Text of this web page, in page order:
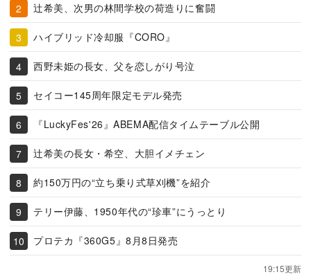
辻希美、次男の林間学校の荷造りに奮闘
ハイブリッド冷却服『CORO』
西野未姫の長女、父を恋しがり号泣
セイコー145周年限定モデル発売
『LuckyFes'26』ABEMA配信タイムテーブル公開
辻希美の長女・希空、大胆イメチェン
約150万円の“立ち乗り式草刈機”を紹介
テリー伊藤、1950年代の“珍車”にうっとり
プロテカ『360G5』8月8日発売
19:15更新